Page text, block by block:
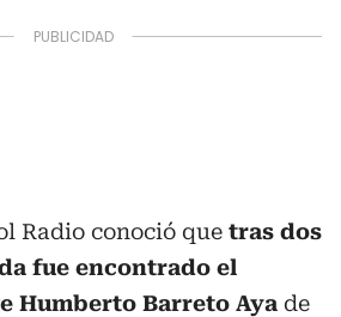
Radio conoció que tras dos
fue encontrado el
Humberto Barreto Aya de